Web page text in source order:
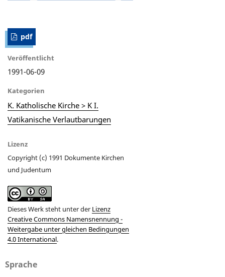
pdf
Veröffentlicht
1991-06-09
Kategorien
K. Katholische Kirche > K I.
Vatikanische Verlautbarungen
Lizenz
Copyright (c) 1991 Dokumente Kirchen
und Judentum
Dieses Werk steht unter der Lizenz
Creative Commons Namensnennung -
Weitergabe unter gleichen Bedingungen
4.0 International.
Sprache